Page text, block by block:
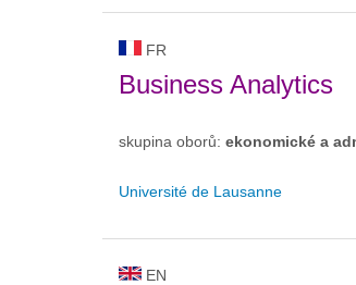
FR
Business Analytics
skupina oborů: ekonomické a
Université de Lausanne
EN